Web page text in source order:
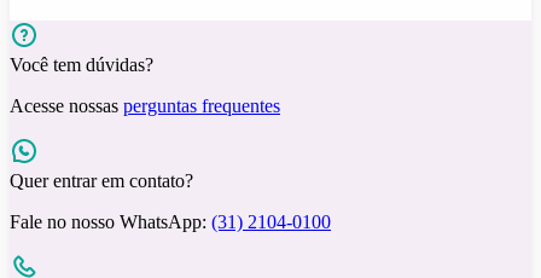
Você tem dúvidas?
Acesse nossas perguntas frequentes
Quer entrar em contato?
Fale no nosso WhatsApp: (31) 2104-0100